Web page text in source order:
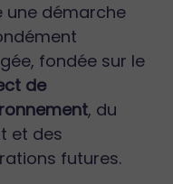
une démarche
fondée sur le
de
, du
et des
futures.